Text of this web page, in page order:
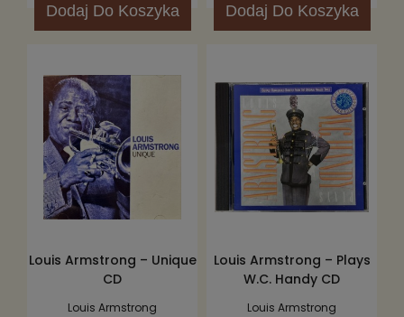
Dodaj Do Koszyka Dodaj Do Koszyka
Louis Armstrong – Unique
CD
Louis Armstrong
Louis Armstrong – Plays
W.C. Handy CD
Louis Armstrong